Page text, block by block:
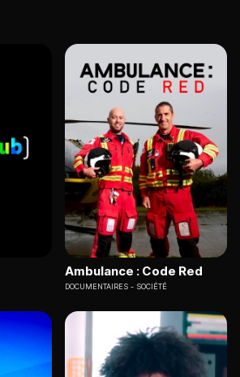
Ambulance : Code Red
DOCUMENTAIRES SOCIÉTÉ